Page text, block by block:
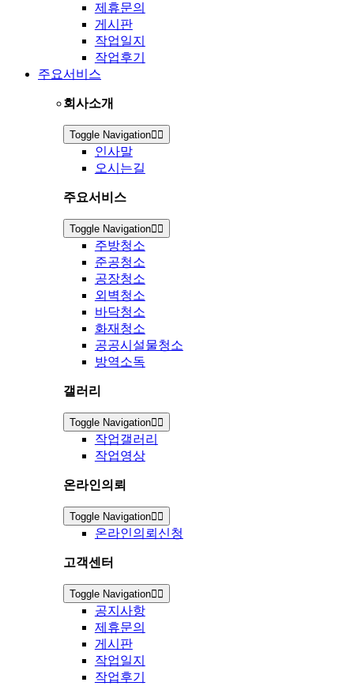
제휴문의
게시판
작업일지
작업후기
주요서비스
회사소개
Toggle Navigation
인사말
오시는길
주요서비스
Toggle Navigation
주방청소
준공청소
공장청소
외벽청소
바닥청소
화재청소
공공시설물청소
방역소독
갤러리
Toggle Navigation
작업갤러리
작업영상
온라인의뢰
Toggle Navigation
온라인의뢰신청
고객센터
Toggle Navigation
공지사항
제휴문의
게시판
작업일지
작업후기